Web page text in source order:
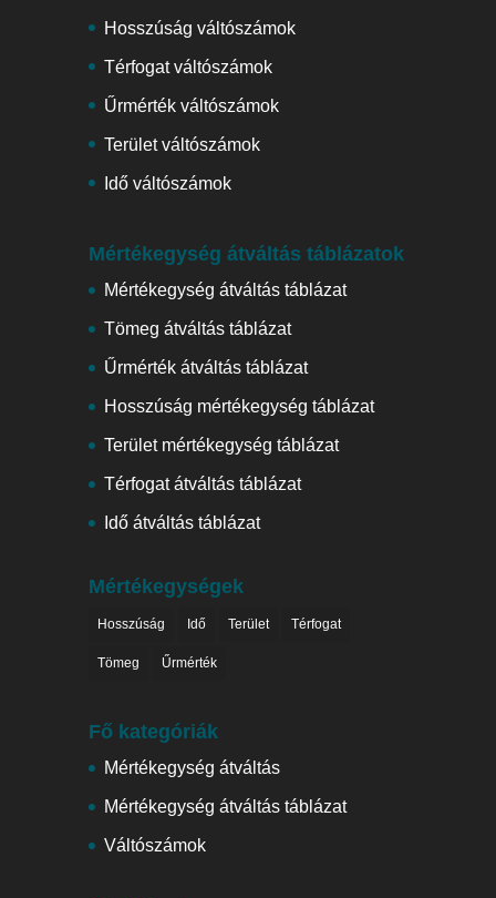
Hosszúság váltószámok
Térfogat váltószámok
Űrmérték váltószámok
Terület váltószámok
Idő váltószámok
Mértékegység átváltás táblázatok
Mértékegység átváltás táblázat
Tömeg átváltás táblázat
Űrmérték átváltás táblázat
Hosszúság mértékegység táblázat
Terület mértékegység táblázat
Térfogat átváltás táblázat
Idő átváltás táblázat
Mértékegységek
Hosszúság Idő Terület Térfogat
Tömeg Űrmérték
Fő kategóriák
Mértékegység átváltás
Mértékegység átváltás táblázat
Váltószámok